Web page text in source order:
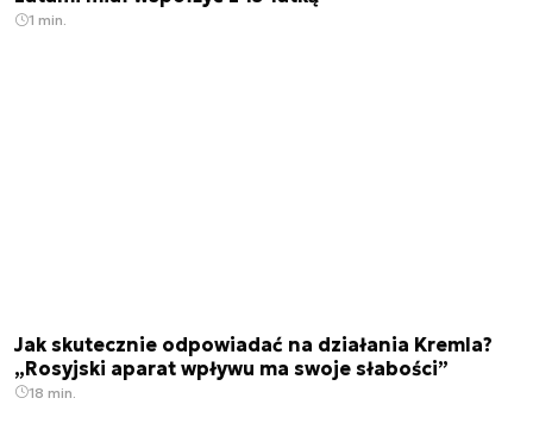
1 min.
Jak skutecznie odpowiadać na działania Kremla?
„Rosyjski aparat wpływu ma swoje słabości”
18 min.